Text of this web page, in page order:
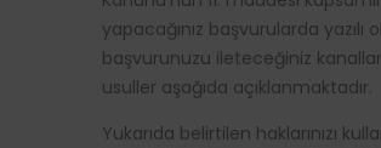
yapacağınız başvurularda yazılı
başvurunuzu ileteceğiniz
usuller aşağıda açıklanmaktadır.
Yukarıda belirtilen haklarınızı